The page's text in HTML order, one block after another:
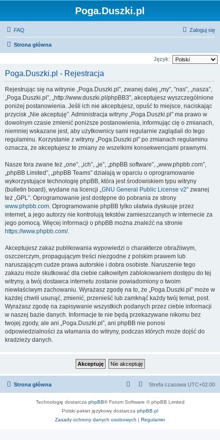
Poga.Duszki.pl
FAQ Zaloguj się
Strona główna
Język:
Poga.Duszki.pl - Rejestracja
Rejestrując się na witrynie „Poga.Duszki.pl”, zwanej dalej „my”, ”nas”, „nasza”,
„Poga.Duszki.pl”, „http://www.duszki.pl/phpBB3”, akceptujesz wyszczególnione
poniżej postanowienia. Jeśli ich nie akceptujesz, opuść to miejsce, naciskając
przycisk „Nie akceptuję”. Administracja witryny „Poga.Duszki.pl” ma prawo w
dowolnym czasie zmienić poniższe postanowienia, informując cię o zmianach,
niemniej wskazane jest, aby użytkownicy sami regularnie zaglądali do tego
regulaminu. Korzystanie z witryny „Poga.Duszki.pl” po zmianach regulaminu
oznacza, że akceptujesz te zmiany ze wszelkimi konsekwencjami prawnymi.
Nasze fora zwane też „one”, „ich”, „je”, „phpBB software”, „www.phpbb.com”,
„phpBB Limited”, „phpBB Teams” działają w oparciu o oprogramowanie
wykorzystujące technologię phpBB, która jest środowiskiem typu witryny
(bulletin board), wydane na licencji „GNU General Public License v2” zwanej
też „GPL”. Oprogramowanie jest dostępne do pobrania ze strony
www.phpbb.com. Oprogramowanie phpBB tylko ułatwia dyskusje przez
internet, a jego autorzy nie kontrolują tekstów zamieszczanych w internecie za
jego pomocą. Więcej informacji o phpBB można znaleźć na stronie
https://www.phpbb.com/.
Akceptujesz zakaz publikowania wypowiedzi o charakterze obraźliwym,
oszczerczym, propagującym treści niezgodne z polskim prawem lub
naruszającym cudze prawa autorskie i dobra osobiste. Naruszenie tego
zakazu może skutkować dla ciebie całkowitym zablokowaniem dostępu do tej
witryny, a twój dostawca internetu zostanie powiadomiony o twoim
niewłaściwym zachowaniu. Wyrażasz zgodę na to, że „Poga.Duszki.pl” może w
każdej chwili usunąć, zmienić, przenieść lub zamknąć każdy twój temat, post.
Wyrażasz zgodę na zapisywanie wszystkich podanych przez ciebie informacji
w naszej bazie danych. Informacje te nie będą przekazywane nikomu bez
twojej zgody, ale ani „Poga.Duszki.pl”, ani phpBB nie ponosi
odpowiedzialności za włamania do witryny, podczas których może dojść do
kradzieży danych.
Strona główna Strefa czasowa UTC+02:00
Technologię dostarcza phpBB® Forum Software © phpBB Limited
Polski pakiet językowy dostarcza phpBB.pl
Zasady ochrony danych osobowych | Regulamin